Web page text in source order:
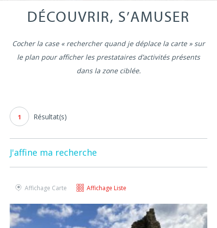
DÉCOUVRIR, S’AMUSER
Cocher la case « rechercher quand je déplace la carte » sur
le plan pour afficher les prestataires d’activités présents
dans la zone ciblée.
1 Résultat(s)
J'affine ma recherche
Affichage Carte Affichage Liste